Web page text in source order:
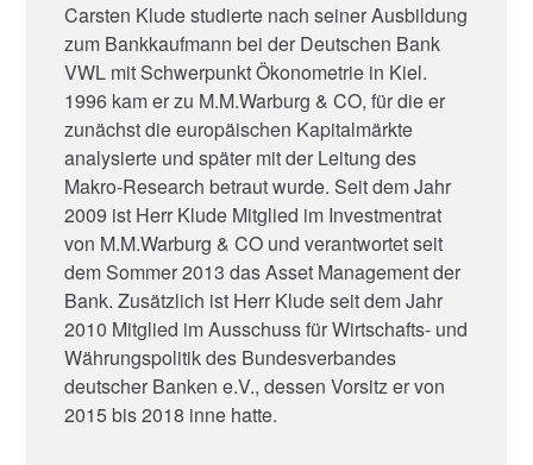
Carsten Klude studierte nach seiner Ausbildung
zum Bankkaufmann bei der Deutschen Bank
VWL mit Schwerpunkt Ökonometrie in Kiel.
1996 kam er zu M.M.Warburg & CO, für die er
zunächst die europäischen Kapitalmärkte
analysierte und später mit der Leitung des
Makro-Research betraut wurde. Seit dem Jahr
2009 ist Herr Klude Mitglied im Investmentrat
von M.M.Warburg & CO und verantwortet seit
dem Sommer 2013 das Asset Management der
Bank. Zusätzlich ist Herr Klude seit dem Jahr
2010 Mitglied im Ausschuss für Wirtschafts- und
Währungspolitik des Bundesverbandes
deutscher Banken e.V., dessen Vorsitz er von
2015 bis 2018 inne hatte.